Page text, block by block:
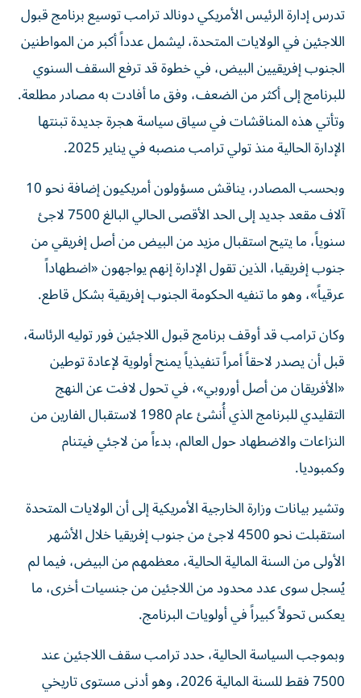
تدرس إدارة الرئيس الأمريكي دونالد ترامب توسيع برنامج قبول
اللاجئين في الولايات المتحدة، ليشمل عدداً أكبر من المواطنين
الجنوب إفريقيين البيض، في خطوة قد ترفع السقف السنوي
للبرنامج إلى أكثر من الضعف، وفق ما أفادت به مصادر مطلعة.
وتأتي هذه المناقشات في سياق سياسة هجرة جديدة تبنتها
الإدارة الحالية منذ تولي ترامب منصبه في يناير 2025.
وبحسب المصادر، يناقش مسؤولون أمريكيون إضافة نحو 10
آلاف مقعد جديد إلى الحد الأقصى الحالي البالغ 7500 لاجئ
سنوياً، ما يتيح استقبال مزيد من البيض من أصل إفريقي من
جنوب إفريقيا، الذين تقول الإدارة إنهم يواجهون «اضطهاداً
عرقياً»، وهو ما تنفيه الحكومة الجنوب إفريقية بشكل قاطع.
وكان ترامب قد أوقف برنامج قبول اللاجئين فور توليه الرئاسة،
قبل أن يصدر لاحقاً أمراً تنفيذياً يمنح أولوية لإعادة توطين
«الأفريقان من أصل أوروبي»، في تحول لافت عن النهج
التقليدي للبرنامج الذي أُنشئ عام 1980 لاستقبال الفارين من
النزاعات والاضطهاد حول العالم، بدءاً من لاجئي فيتنام
وكمبوديا.
وتشير بيانات وزارة الخارجية الأمريكية إلى أن الولايات المتحدة
استقبلت نحو 4500 لاجئ من جنوب إفريقيا خلال الأشهر
الأولى من السنة المالية الحالية، معظمهم من البيض، فيما لم
يُسجل سوى عدد محدود من اللاجئين من جنسيات أخرى، ما
يعكس تحولاً كبيراً في أولويات البرنامج.
وبموجب السياسة الحالية، حدد ترامب سقف اللاجئين عند
7500 فقط للسنة المالية 2026، وهو أدنى مستوى تاريخي